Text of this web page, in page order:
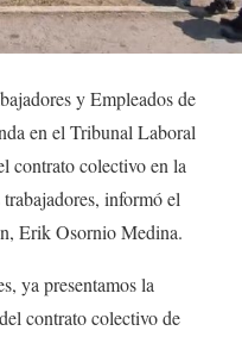
y Empleados de
en el Tribunal Laboral
contrato colectivo en la
informó el
Erik Osornio Medina.
ya presentamos la
contrato colectivo de